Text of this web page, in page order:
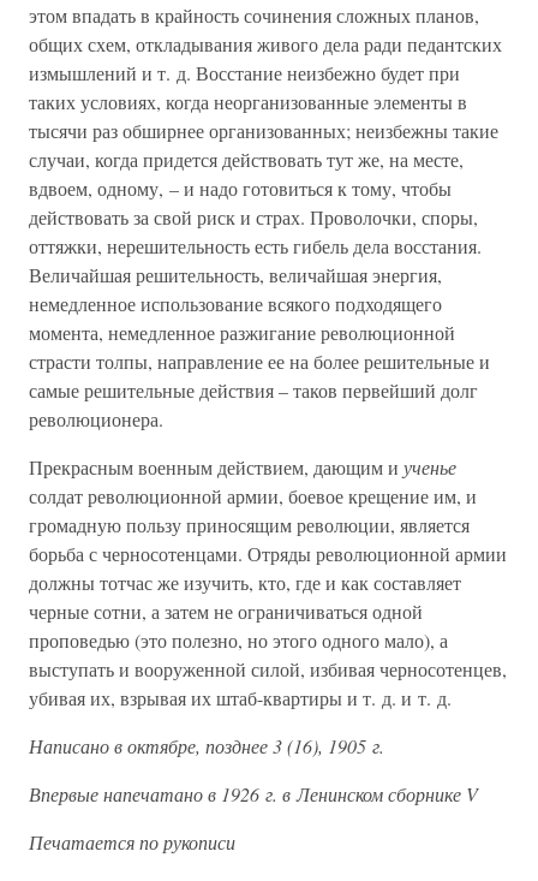
этом впадать в крайность сочинения сложных планов,
общих схем, откладывания живого дела ради педантских
измышлений и т. д. Восстание неизбежно будет при
таких условиях, когда неорганизованные элементы в
тысячи раз обширнее организованных; неизбежны такие
случаи, когда придется действовать тут же, на месте,
вдвоем, одному, – и надо готовиться к тому, чтобы
действовать за свой риск и страх. Проволочки, споры,
оттяжки, нерешительность есть гибель дела восстания.
Величайшая решительность, величайшая энергия,
немедленное использование всякого подходящего
момента, немедленное разжигание революционной
страсти толпы, направление ее на более решительные и
самые решительные действия – таков первейший долг
революционера.
Прекрасным военным действием, дающим и ученье
солдат революционной армии, боевое крещение им, и
громадную пользу приносящим революции, является
борьба с черносотенцами. Отряды революционной армии
должны тотчас же изучить, кто, где и как составляет
черные сотни, а затем не ограничиваться одной
проповедью (это полезно, но этого одного мало), а
выступать и вооруженной силой, избивая черносотенцев,
убивая их, взрывая их штаб-квартиры и т. д. и т. д.
Написано в октябре, позднее 3 (16), 1905 г.
Впервые напечатано в 1926 г. в Ленинском сборнике V
Печатается по рукописи